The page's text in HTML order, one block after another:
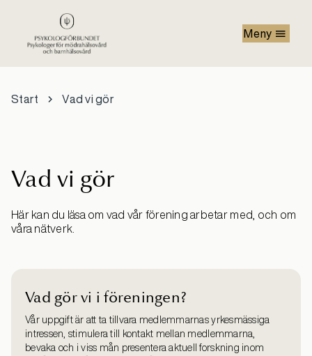
Meny
Start Vad vi gör
Vad vi gör
Här kan du läsa om vad vår förening arbetar med, och om
våra nätverk.
Vad gör vi i föreningen?
Vår uppgift är att ta tillvara medlemmarnas yrkesmässiga
intressen, stimulera till kontakt mellan medlemmarna,
bevaka och i viss mån presentera aktuell forskning inom